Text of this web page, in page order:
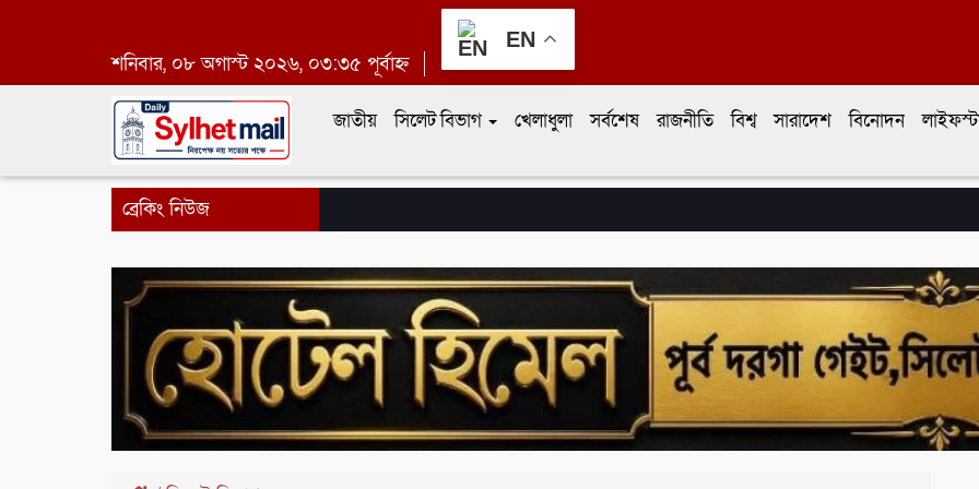
শনিবার, ০৮ অগাস্ট ২০২৬, ০৩:৩৫ পূর্বাহ্ন
EN
জাতীয় সিলেট বিভাগ খেলাধুলা সর্বশেষ রাজনীতি বিশ্ব সারাদেশ বিনোদন
ব্রেকিং নিউজ